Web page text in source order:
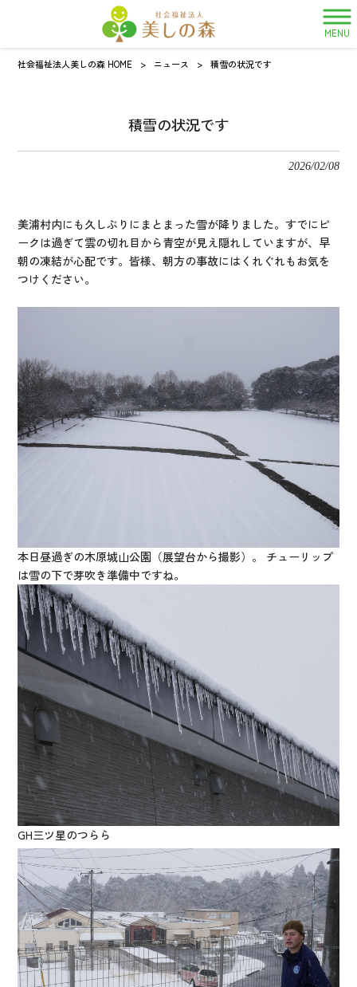
MENU
社会福祉法人美しの森 HOME > ニュース > 積雪の状況です
積雪の状況です
2026/02/08
美浦村内にも久しぶりにまとまった雪が降りました。すでにピ
ークは過ぎて雲の切れ目から青空が見え隠れしていますが、早
朝の凍結が心配です。皆様、朝方の事故にはくれぐれもお気を
つけください。
本日昼過ぎの木原城山公園（展望台から撮影）。 チューリップ
は雪の下で芽吹き準備中ですね。
GH三ツ星のつらら